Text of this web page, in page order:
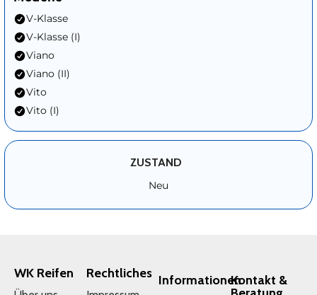
V-Klasse
V-Klasse (I)
Viano
Viano (II)
Vito
Vito (I)
ZUSTAND
Neu
WK Reifen Rechtliches InformationenKontakt &